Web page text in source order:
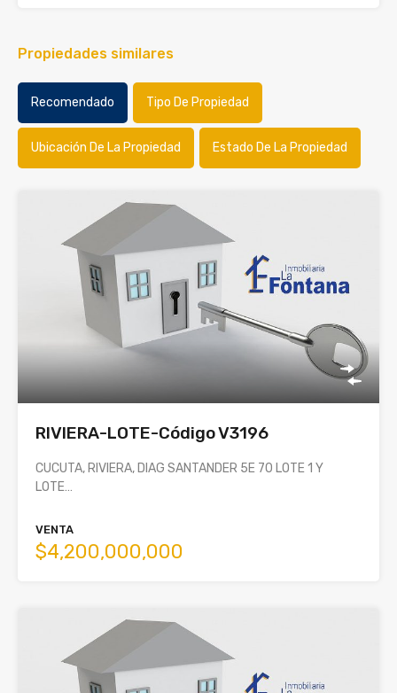
Propiedades similares
Recomendado Tipo De Propiedad
Ubicación De La Propiedad Estado De La Propiedad
RIVIERA-LOTE-Código V3196
CUCUTA, RIVIERA, DIAG SANTANDER 5E 70 LOTE 1 Y
LOTE…
VENTA
$4,200,000,000